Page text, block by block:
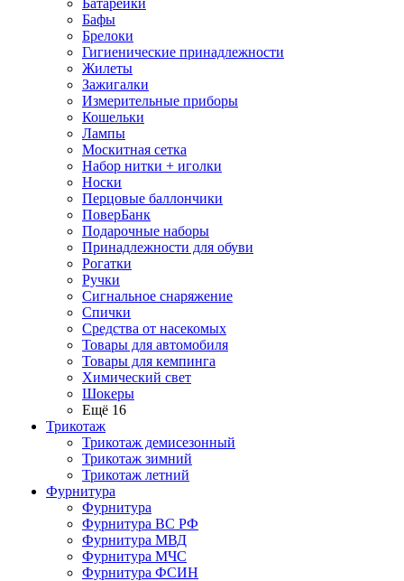
Батарейки
Бафы
Брелоки
Гигиенические принадлежности
Жилеты
Зажигалки
Измерительные приборы
Кошельки
Лампы
Москитная сетка
Набор нитки + иголки
Носки
Перцовые баллончики
ПоверБанк
Подарочные наборы
Принадлежности для обуви
Рогатки
Ручки
Сигнальное снаряжение
Спички
Средства от насекомых
Товары для автомобиля
Товары для кемпинга
Химический свет
Шокеры
Ещё 16
Трикотаж
Трикотаж демисезонный
Трикотаж зимний
Трикотаж летний
Фурнитура
Фурнитура
Фурнитура ВС РФ
Фурнитура МВД
Фурнитура МЧС
Фурнитура ФСИН